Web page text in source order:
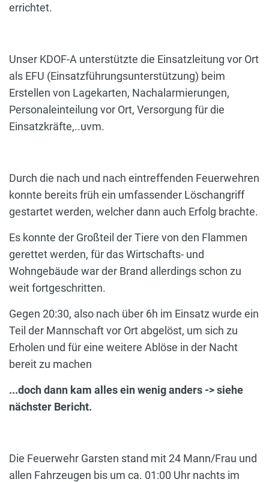
errichtet.
Unser KDOF-A unterstützte die Einsatzleitung vor Ort
als EFU (Einsatzführungsunterstützung) beim
Erstellen von Lagekarten, Nachalarmierungen,
Personaleinteilung vor Ort, Versorgung für die
Einsatzkräfte,..uvm.
Durch die nach und nach eintreffenden Feuerwehren
konnte bereits früh ein umfassender Löschangriff
gestartet werden, welcher dann auch Erfolg brachte.
Es konnte der Großteil der Tiere von den Flammen
gerettet werden, für das Wirtschafts- und
Wohngebäude war der Brand allerdings schon zu
weit fortgeschritten.
Gegen 20:30, also nach über 6h im Einsatz wurde ein
Teil der Mannschaft vor Ort abgelöst, um sich zu
Erholen und für eine weitere Ablöse in der Nacht
bereit zu machen
...doch dann kam alles ein wenig anders -> siehe
nächster Bericht.
Die Feuerwehr Garsten stand mit 24 Mann/Frau und
allen Fahrzeugen bis um ca. 01:00 Uhr nachts im